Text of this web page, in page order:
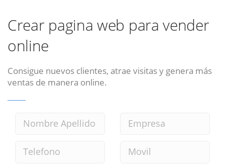
Crear pagina web para vender
online
Consigue nuevos clientes, atrae visitas y genera más
ventas de manera online.